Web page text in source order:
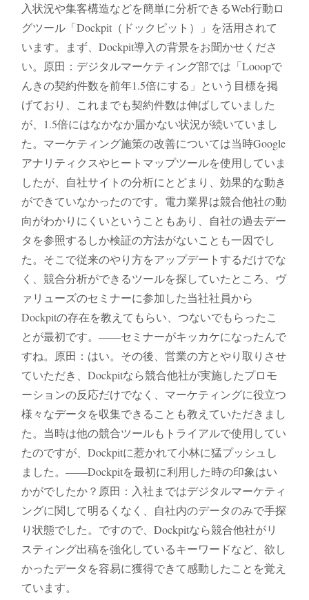
入状況や集客構造などを簡単に分析できるWeb行動ロ
グツール「Dockpit（ドックピット）」を活用されて
います。まず、Dockpit導入の背景をお聞かせくださ
い。原田：デジタルマーケティング部では「Looopで
んきの契約件数を前年1.5倍にする」という目標を掲
げており、これまでも契約件数は伸ばしていました
が、1.5倍にはなかなか届かない状況が続いていまし
た。マーケティング施策の改善については当時Google
アナリティクスやヒートマップツールを使用していま
したが、自社サイトの分析にとどまり、効果的な動き
ができていなかったのです。電力業界は競合他社の動
向がわかりにくいということもあり、自社の過去デー
タを参照するしか検証の方法がないことも一因でし
た。そこで従来のやり方をアップデートするだけでな
く、競合分析ができるツールを探していたところ、ヴ
ァリューズのセミナーに参加した当社社員から
Dockpitの存在を教えてもらい、つないでもらったこ
とが最初です。――セミナーがキッカケになったんで
すね。原田：はい。その後、営業の方とやり取りさせ
ていただき、Dockpitなら競合他社が実施したプロモ
ーションの反応だけでなく、マーケティングに役立つ
様々なデータを収集できることも教えていただきまし
た。当時は他の競合ツールもトライアルで使用してい
たのですが、Dockpitに惹かれて小林に猛プッシュし
ました。――Dockpitを最初に利用した時の印象はい
かがでしたか？原田：入社まではデジタルマーケティ
ングに関して明るくなく、自社内のデータのみで手探
り状態でした。ですので、Dockpitなら競合他社がリ
スティング出稿を強化しているキーワードなど、欲し
かったデータを容易に獲得できて感動したことを覚え
ています。